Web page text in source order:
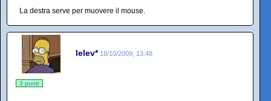
La destra serve per muovere il mouse.
lelev* 18/10/2009, 13:48
3 punti